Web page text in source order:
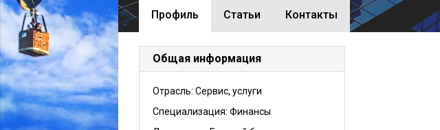
Профиль Cтатьи Контакты
Общая информация
Отрасль: Сервис, услуги
Специализация: Финансы